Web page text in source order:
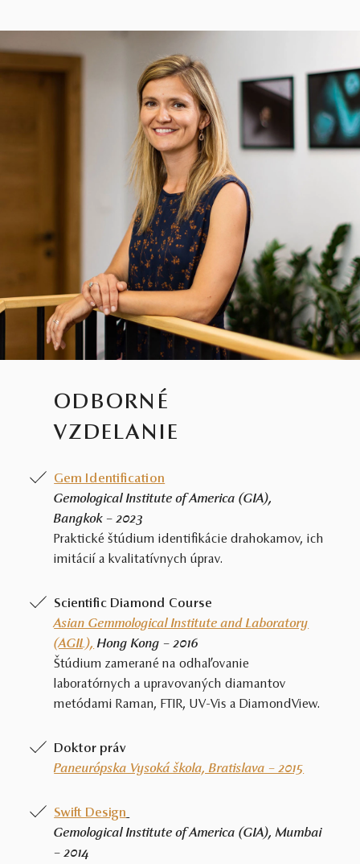
ODBORNÉ
VZDELANIE
Gem Identification
Gemological Institute of America (GIA),
Bangkok – 2023
Praktické štúdium identifikácie drahokamov, ich
imitácií a kvalitatívnych úprav.
Scientific Diamond Course
Asian Gemmological Institute and Laboratory
(AGIL), Hong Kong – 2016
Štúdium zamerané na odhaľovanie
laboratórnych a upravovaných diamantov
metódami Raman, FTIR, UV-Vis a DiamondView.
Doktor práv
Paneurópska Vysoká škola, Bratislava – 2015
Swift Design
Gemological Institute of America (GIA), Mumbai
– 2014